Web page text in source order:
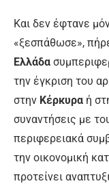
Και δεν έφτανε
«ξεσπάθωσε»,
Ελλάδα
την έγκριση του
στην Κέρκυρα ή
συναντήσεις με
περιφερειακά
την οικονομι­κή
προτείνει